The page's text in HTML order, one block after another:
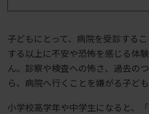
子どもにとって、病院を受診する
する以上に不安や恐怖を感じる体
ん。診察や検査への怖さ、過去の
ら、病院へ行くことを嫌がる子ども
小学校高学年や中学生になると、